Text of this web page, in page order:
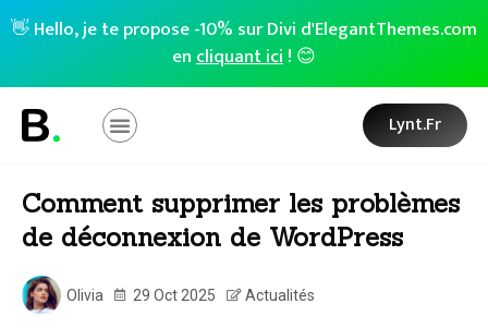
👋 Hello, je te propose -10% sur Divi d'ElegantThemes.com
encliquant ici! 😊
Lynt.fr
Comment supprimer les problèmes
de déconnexion de WordPress
Olivia 29 Oct 2025 Actualités